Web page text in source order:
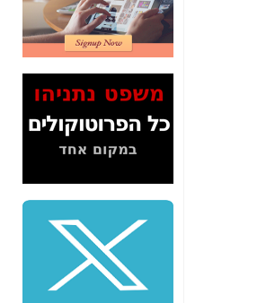
2" על תעלולי השר
משה כחלון -כאן
המשך חשיפת הבלוף
את הנתונים לציבור -
כאן
סיכום ביקור בסיליקון
משקיעות ומפתחות
באותם תחומים -כאן
שלמה פילבר (עד
לאחרונה מנכ"ל משרד
התקשורת) - עד
מדינה? הצחקתם
אותי! -כאן